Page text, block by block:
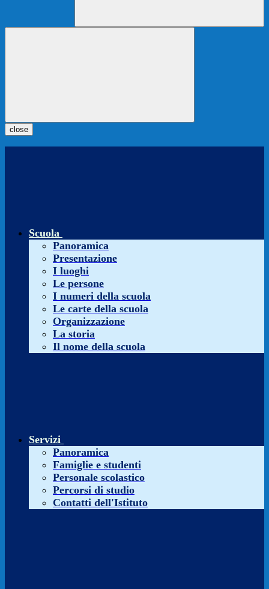
close
Scuola
Panoramica
Presentazione
I luoghi
Le persone
I numeri della scuola
Le carte della scuola
Organizzazione
La storia
Il nome della scuola
Servizi
Panoramica
Famiglie e studenti
Personale scolastico
Percorsi di studio
Contatti dell'Istituto